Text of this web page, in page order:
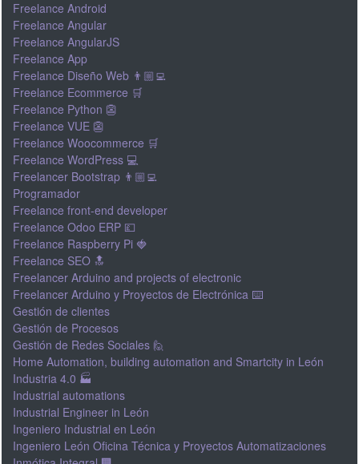
Freelance Android
Freelance Angular
Freelance AngularJS
Freelance App
Freelance Diseño Web 👨🏼‍💻
Freelance Ecommerce 🛒
Freelance Python 👺
Freelance VUE 👺
Freelance Woocommerce 🛒
Freelance WordPress 💻
Freelancer Bootstrap 👨🏼‍💻
Programador
Freelance front-end developer
Freelance Odoo ERP 💷
Freelance Raspberry Pi 🍓
Freelance SEO 🔝
Freelancer Arduino and projects of electronic
Freelancer Arduino y Proyectos de Electrónica ⌨️
Gestión de clientes
Gestión de Procesos
Gestión de Redes Sociales 🙋
Home Automation, building automation and Smartcity in León
Industria 4.0 🏭
Industrial automations
Industrial Engineer in León
Ingeniero Industrial en León
Ingeniero León Oficina Técnica y Proyectos Automatizaciones